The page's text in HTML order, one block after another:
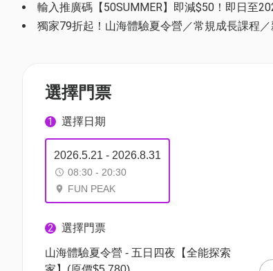
輸入推廣碼【50SUMMER】即減$50！即日至
獨家79折起！山海體驗夏令營／常規成長課程
選擇門票
1 選擇日期
2026.5.21 - 2026.8.31
08:30 - 20:30
FUN PEAK
2 選擇門票
山海體驗夏令營 - 五日四夜【全能探索